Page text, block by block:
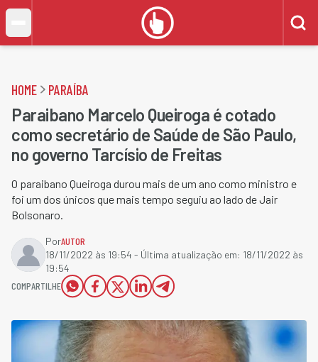
HOME PARAÍBA
Paraibano Marcelo Queiroga é cotado
como secretário de Saúde de São Paulo,
no governo Tarcísio de Freitas
O paraibano Queiroga durou mais de um ano como ministro e
foi um dos únicos que mais tempo seguiu ao lado de Jair
Bolsonaro.
PorAUTOR
18/11/2022 às 19:54 - Última atualização em: 18/11/2022 às
19:54
COMPARTILHE